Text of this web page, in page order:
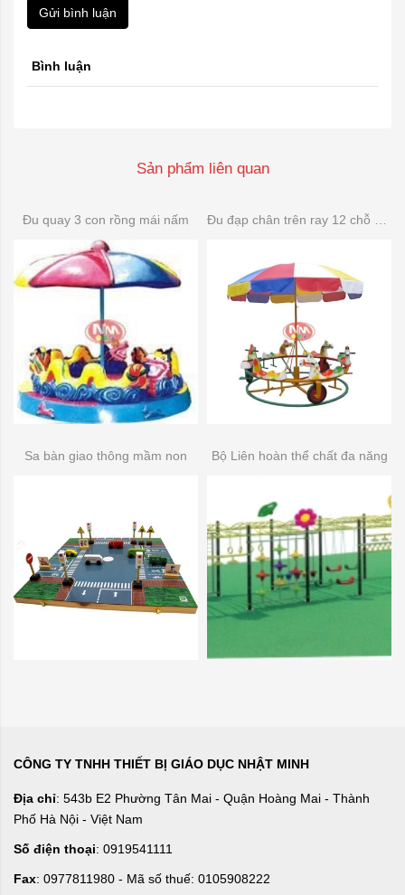
Gửi bình luận
Bình luận
Sản phẩm liên quan
Đu quay 3 con rồng mái nấm
Sa bàn giao thông mầm non Bộ Liên hoàn thể chất đa năng
CÔNG TY TNHH THIẾT BỊ GIÁO DỤC NHẬT MINH
Địa chỉ: 543b E2 Phường Tân Mai - Quận Hoàng Mai - Thành
Phố Hà Nội - Việt Nam
Số điện thoại: 0919541111
Fax: 0977811980 - Mã số thuế: 0105908222